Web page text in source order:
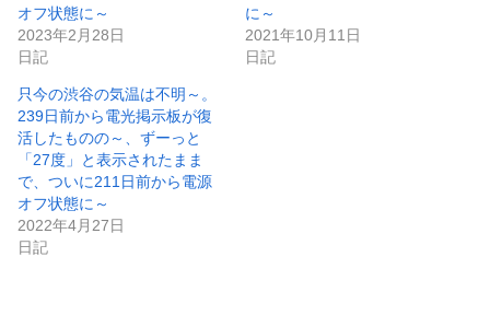
ウ
で
ま
す
)
オフ状態に～
2023年2月28日
日記
に～
2021年10月11日
日記
只今の渋谷の気温は不明～。
239日前から電光掲示板が復
活したものの～、ずーっと
「27度」と表示されたまま
で、ついに211日前から電源
オフ状態に～
2022年4月27日
日記